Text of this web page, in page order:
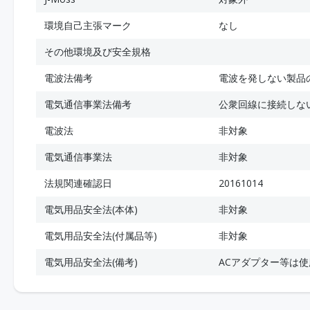
環境自己主張マーク
なし
その他環境及び安全規格
電波法備考
電波を発しない製品
電気通信事業法備考
公衆回線に接続しな
電波法
非対象
電気通信事業法
非対象
法規関連確認日
20161014
電気用品安全法(本体)
非対象
電気用品安全法(付属品等)
非対象
電気用品安全法(備考)
ACアダプター等は